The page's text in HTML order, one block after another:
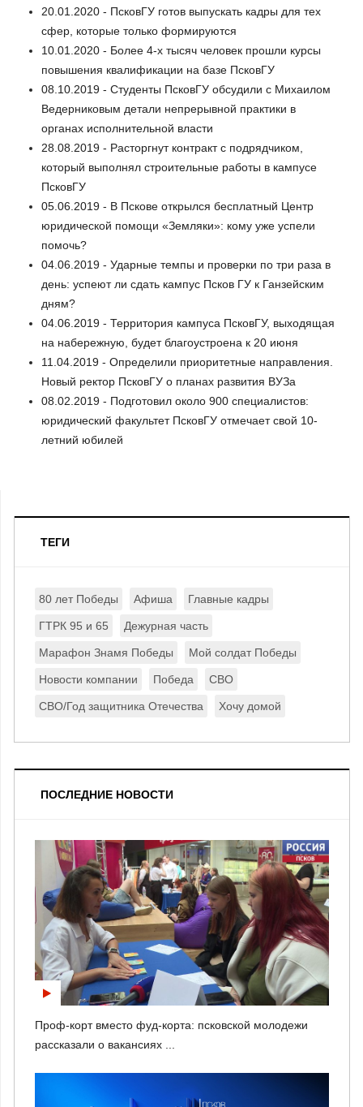
20.01.2020 - ПсковГУ готов выпускать кадры для тех
сфер, которые только формируются
10.01.2020 - Более 4-х тысяч человек прошли курсы
повышения квалификации на базе ПсковГУ
08.10.2019 - Студенты ПсковГУ обсудили с Михаилом
Ведерниковым детали непрерывной практики в
органах исполнительной власти
28.08.2019 - Расторгнут контракт с подрядчиком,
который выполнял строительные работы в кампусе
ПсковГУ
05.06.2019 - В Пскове открылся бесплатный Центр
юридической помощи «Земляки»: кому уже успели
помочь?
04.06.2019 - Ударные темпы и проверки по три раза в
день: успеют ли сдать кампус Псков ГУ к Ганзейским
дням?
04.06.2019 - Территория кампуса ПсковГУ, выходящая
на набережную, будет благоустроена к 20 июня
11.04.2019 - Определили приоритетные направления.
Новый ректор ПсковГУ о планах развития ВУЗа
08.02.2019 - Подготовил около 900 специалистов:
юридический факультет ПсковГУ отмечает свой 10-
летний юбилей
ТЕГИ
80 лет Победы Афиша Главные кадры
ГТРК 95 и 65 Дежурная часть
Марафон Знамя Победы Мой солдат Победы
Новости компании Победа СВО
СВО/Год защитника Отечества Хочу домой
ПОСЛЕДНИЕ НОВОСТИ
Проф-корт вместо фуд-корта: псковской молодежи
рассказали о вакансиях ...